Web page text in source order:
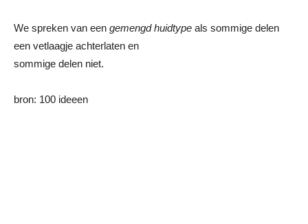
We spreken van een gemengd huidtype als sommige delen
een vetlaagje achterlaten en
sommige delen niet.
bron: 100 ideeen